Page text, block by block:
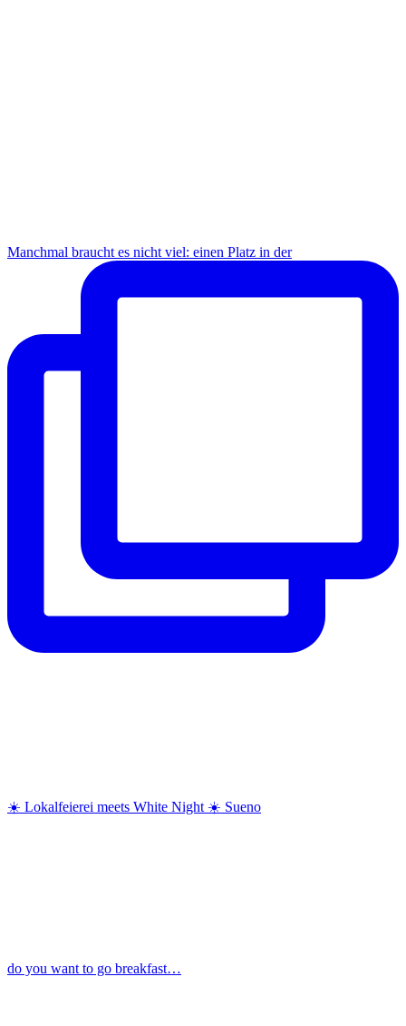
Manchmal braucht es nicht viel: einen Platz in der
☀️ Lokalfeierei meets White Night ☀️ Sueno
do you want to go breakfast…